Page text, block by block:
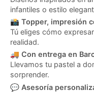
infantiles o estilo
📸 Topper, impresión
Tú eliges cómo
realidad.
🚚 Con entrega en
Llevamos tu pastel a
sorprender.
💬 Asesoría